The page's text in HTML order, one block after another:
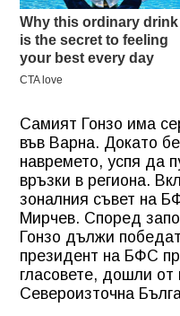
Самият Гонзо има
във Варна. Докато
навремето, успя да
връзки в региона.
зоналния съвет на
Мирчев. Според
Гонзо дължи
президент на БФС
гласовете, дошли от
Североизточна